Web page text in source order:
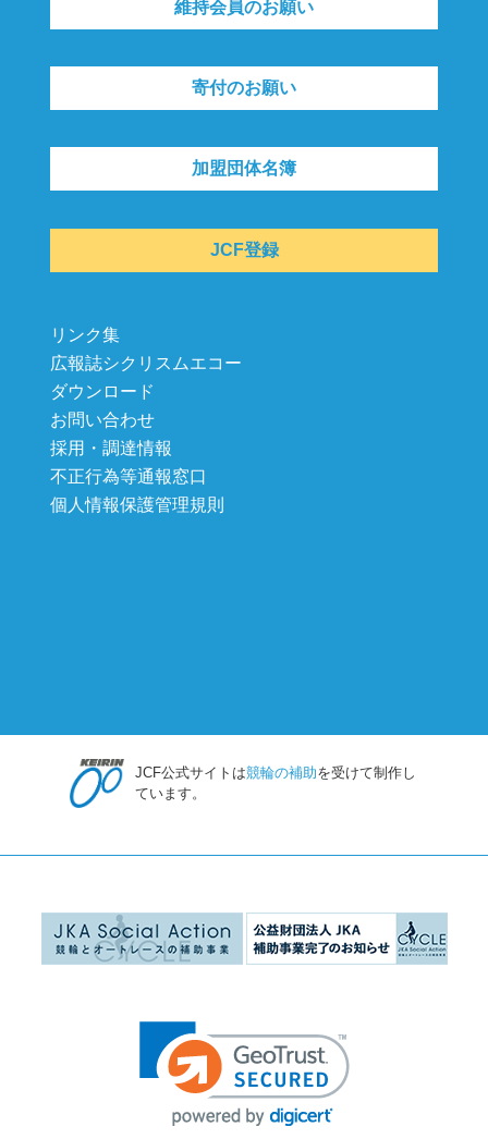
維持会員のお願い
寄付のお願い
加盟団体名簿
JCF登録
リンク集
広報誌シクリスムエコー
ダウンロード
お問い合わせ
採用・調達情報
不正行為等通報窓口
個人情報保護管理規則
JCF公式サイトは競輪の補助を受けて制作し
ています。